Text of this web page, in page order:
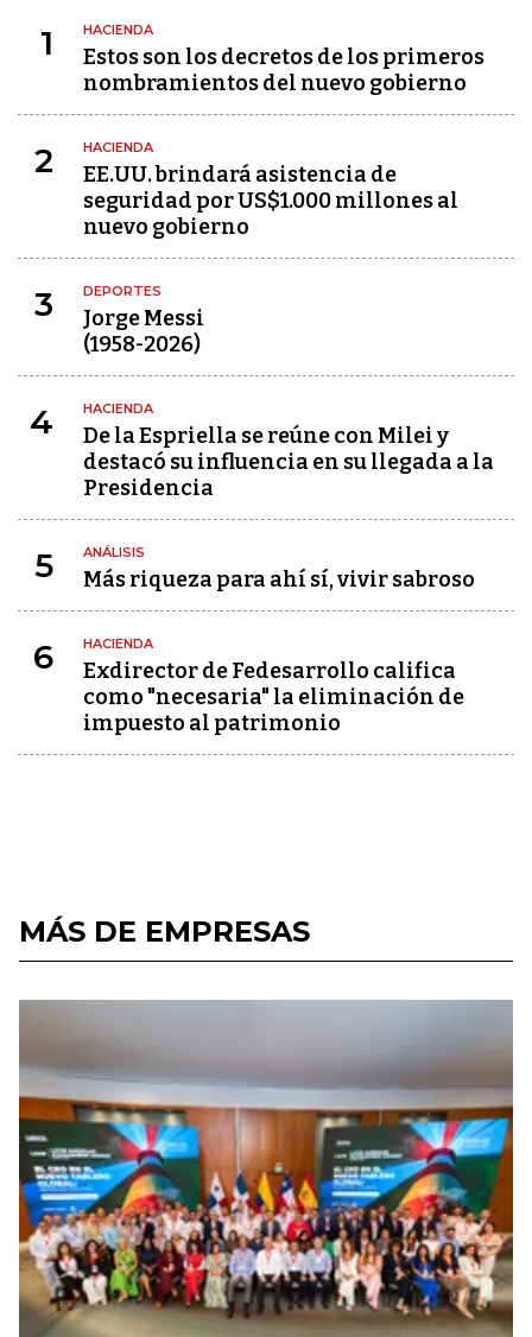
1 HACIENDA
Estos son los decretos de los primeros
nombramientos del nuevo gobierno
2 HACIENDA
EE.UU. brindará asistencia de
seguridad por US$1.000 millones al
nuevo gobierno
3 DEPORTES
Jorge Messi
(1958-2026)
4 HACIENDA
De la Espriella se reúne con Milei y
destacó su influencia en su llegada a la
Presidencia
5 ANÁLISIS
Más riqueza para ahí sí, vivir sabroso
6 HACIENDA
Exdirector de Fedesarrollo califica
como "necesaria" la eliminación de
impuesto al patrimonio
MÁS DE EMPRESAS